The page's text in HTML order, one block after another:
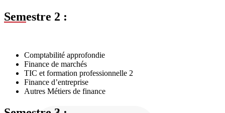
Semestre 2 :
Comptabilité approfondie
Finance de marchés
TIC et formation professionnelle 2
Finance d’entreprise
Autres Métiers de finance